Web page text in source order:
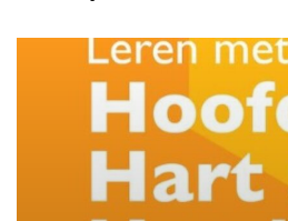
doordat ze minder
hun unieke manier van...